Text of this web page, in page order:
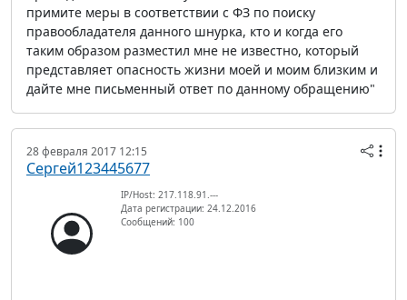
примите меры в соответствии с ФЗ по поиску
правообладателя данного шнурка, кто и когда его
таким образом разместил мне не известно, который
представляет опасность жизни моей и моим близким и
дайте мне письменный ответ по данному обращению"
28 февраля 2017 12:15
Сергей123445677
IP/Host: 217.118.91.---
Дата регистрации: 24.12.2016
Сообщений: 100